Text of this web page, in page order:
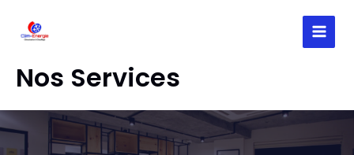
contenu
MAIN
Nos Services